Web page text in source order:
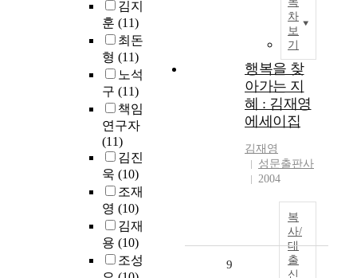
김지
훈 (11)
최돈
형 (11)
노석
구 (11)
책임
연구자
(11)
김진
욱 (10)
조재
영 (10)
김재
용 (10)
조성
차
보
기
행복을 찾
아가는 지
혜 : 김재영
에세이집
김재영
성문출판사
2004
복
사/
대
출
신
9